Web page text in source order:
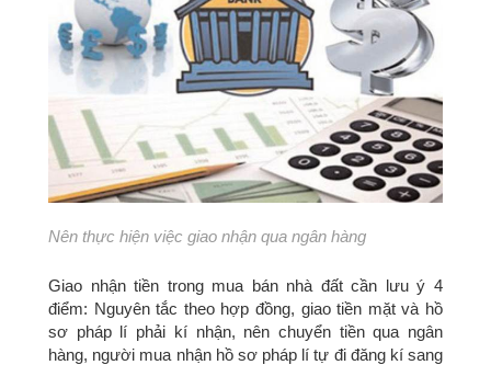
Nên thực hiện việc giao nhận qua ngân hàng
Giao nhận tiền trong mua bán nhà đất cần lưu ý 4
điểm: Nguyên tắc theo hợp đồng, giao tiền mặt và hồ
sơ pháp lí phải kí nhận, nên chuyển tiền qua ngân
hàng, người mua nhận hồ sơ pháp lí tự đi đăng kí sang